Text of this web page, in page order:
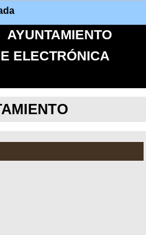
AYUNTAMIENTO
ELECTRÓNICA